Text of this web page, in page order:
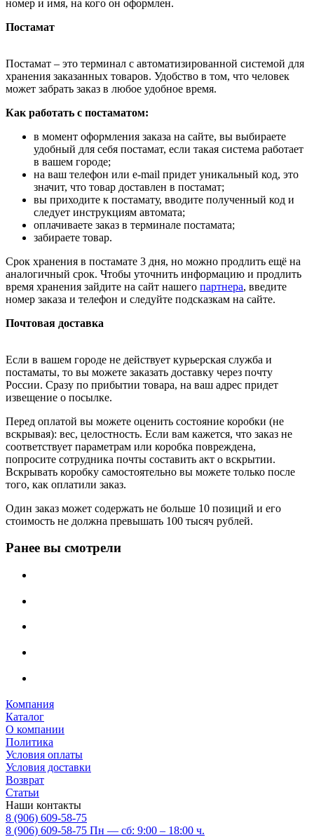
номер и имя, на кого он оформлен.
Постамат
Постамат – это терминал с автоматизированной системой для
хранения заказанных товаров. Удобство в том, что человек
может забрать заказ в любое удобное время.
Как работать с постаматом:
в момент оформления заказа на сайте, вы выбираете
удобный для себя постамат, если такая система работает
в вашем городе;
на ваш телефон или e-mail придет уникальный код, это
значит, что товар доставлен в постамат;
вы приходите к постамату, вводите полученный код и
следует инструкциям автомата;
оплачиваете заказ в терминале постамата;
забираете товар.
Срок хранения в постамате 3 дня, но можно продлить ещё на
аналогичный срок. Чтобы уточнить информацию и продлить
время хранения зайдите на сайт нашего партнера, введите
номер заказа и телефон и следуйте подсказкам на сайте.
Почтовая доставка
Если в вашем городе не действует курьерская служба и
постаматы, то вы можете заказать доставку через почту
России. Сразу по прибытии товара, на ваш адрес придет
извещение о посылке.
Перед оплатой вы можете оценить состояние коробки (не
вскрывая): вес, целостность. Если вам кажется, что заказ не
соответствует параметрам или коробка повреждена,
попросите сотрудника почты составить акт о вскрытии.
Вскрывать коробку самостоятельно вы можете только после
того, как оплатили заказ.
Один заказ может содержать не больше 10 позиций и его
стоимость не должна превышать 100 тысяч рублей.
Ранее вы смотрели
Компания
Каталог
О компании
Политика
Условия оплаты
Условия доставки
Возврат
Статьи
Наши контакты
8 (906) 609-58-75
8 (906) 609-58-75 Пн — сб: 9:00 – 18:00 ч.